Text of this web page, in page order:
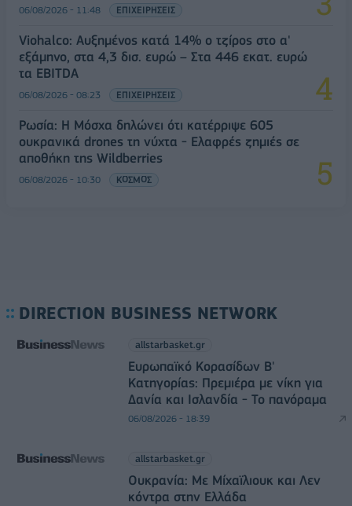
06/08/2026 - 11:48 ΕΠΙΧΕΙΡΗΣΕΙΣ
Viohalco: Αυξημένος κατά 14% ο τζίρος στο α'
εξάμηνο, στα 4,3 δισ. ευρώ – Στα 446 εκατ. ευρώ
τα EBITDA
06/08/2026 - 08:23 ΕΠΙΧΕΙΡΗΣΕΙΣ
Ρωσία: Η Μόσχα δηλώνει ότι κατέρριψε 605
ουκρανικά drones τη νύχτα - Ελαφρές ζημιές σε
αποθήκη της Wildberries
06/08/2026 - 10:30 ΚΟΣΜΟΣ
DIRECTION BUSINESS NETWORK
allstarbasket.gr
Ευρωπαϊκό Κορασίδων Β'
Κατηγορίας: Πρεμιέρα με νίκη για
Δανία και Ισλανδία - Το πανόραμα
06/08/2026 - 18:39
allstarbasket.gr
Ουκρανία: Με Μίχαϊλιουκ και Λεν
κόντρα στην Ελλάδα